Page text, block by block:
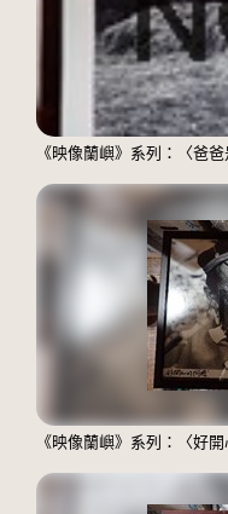
《映像蘭嶼》系列：〈爸爸
《映像蘭嶼》系列：〈好開